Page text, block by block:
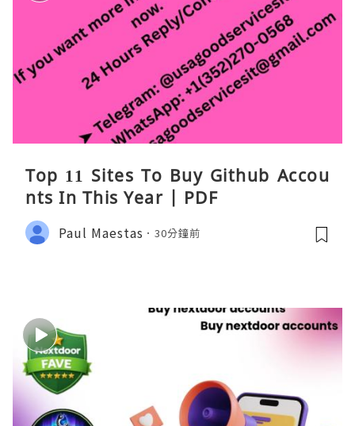
Top 11 Sites To Buy Github Accou
nts In This Year | PDF
Paul Maestas 30分鐘前